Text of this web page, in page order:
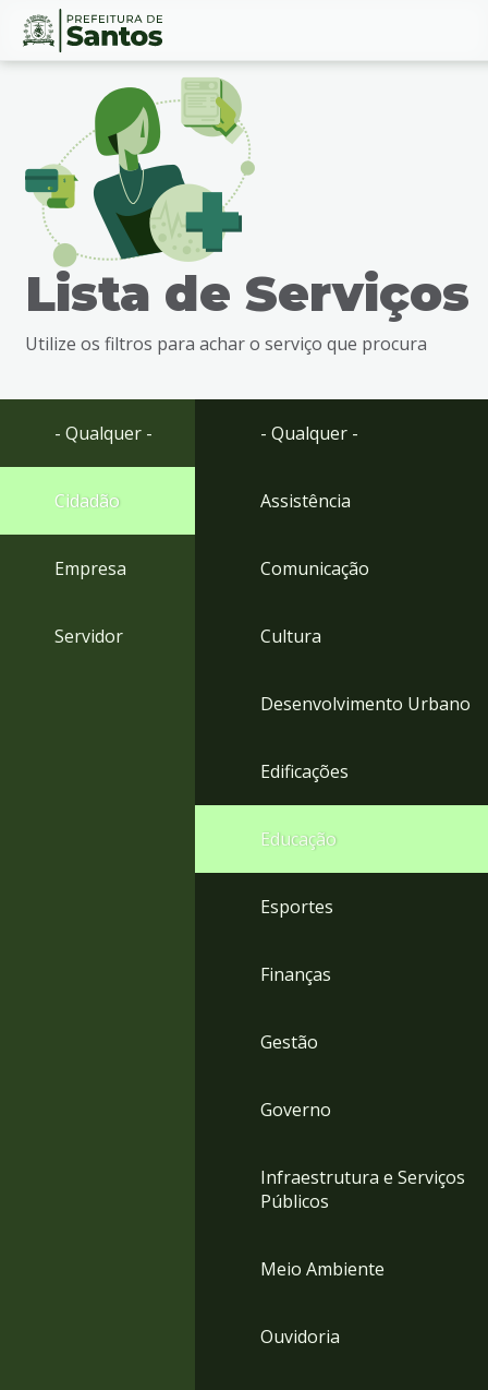
Ir
busca
Ir
rodapé
Conteúdo
Lista de Serviços
Utilize os filtros para achar o serviço que procura
- Qualquer -
Cidadão
Empresa
Servidor
- Qualquer -
Assistência
Comunicação
Cultura
Desenvolvimento Urbano
Edificações
Educação
Esportes
Finanças
Gestão
Governo
Infraestrutura e Serviços
Públicos
Meio Ambiente
Ouvidoria